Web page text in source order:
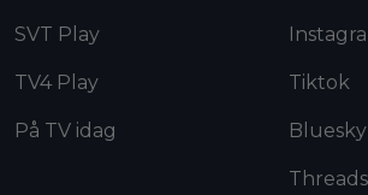
SVT Play
TV4 Play
På TV idag
Tiktok
Bluesky
Threads